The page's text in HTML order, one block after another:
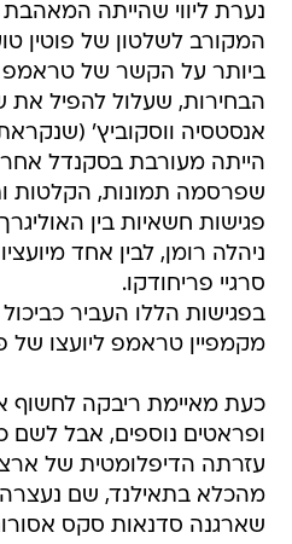
נערת ליווי שהייתה המאהבת
המקורב לשלטון של פוטין
ביותר על הקשר של טראמפ
הבחירות, שעלול להפיל את
אנסטסיה ווסקוביץ'
שפרסמה תמונות, הקלטות
פגישות חשאיות בין
ניהלה רומן, לבין אחד
סרגיי פריחודקו.
בפגישות הללו העביר
מקמפיין טראמפ ליועצו של
כעת מאיימת ריבקה לחשוף
ופראטים נוספים, אבל לשם
עזרתה הדיפלומטית של
מהכלא בתאילנד, שם
שארגנה סדנאות סקס